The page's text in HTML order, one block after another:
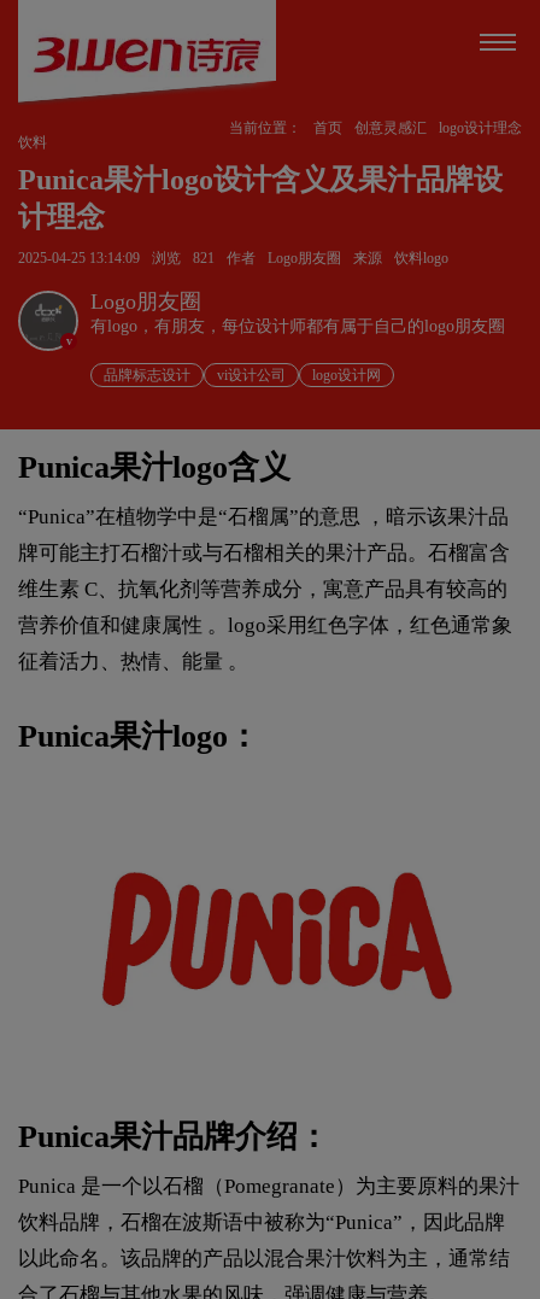
当前位置： 首页 创意灵感汇
logo设计理念
饮料
Punica果汁logo设计含义及果汁品牌设
计理念
2025-04-25 13:14:09 浏览 821 作者 Logo朋友圈 来源 饮料logo
v
Logo朋友圈
有logo，有朋友，每位设计师都有属于自己的logo朋友圈
品牌标志设计 vi设计公司 logo设计网
Punica果汁logo含义
“Punica”在植物学中是“石榴属”的意思 ，暗示该果汁品
牌可能主打石榴汁或与石榴相关的果汁产品。石榴富含
维生素 C、抗氧化剂等营养成分，寓意产品具有较高的
营养价值和健康属性 。logo采用红色字体，红色通常象
征着活力、热情、能量 。
Punica果汁logo：
Punica果汁品牌介绍：
Punica 是一个以石榴（Pomegranate）为主要原料的果汁
饮料品牌，石榴在波斯语中被称为“Punica”，因此品牌
以此命名。该品牌的产品以混合果汁饮料为主，通常结
合了石榴与其他水果的风味，强调健康与营养。